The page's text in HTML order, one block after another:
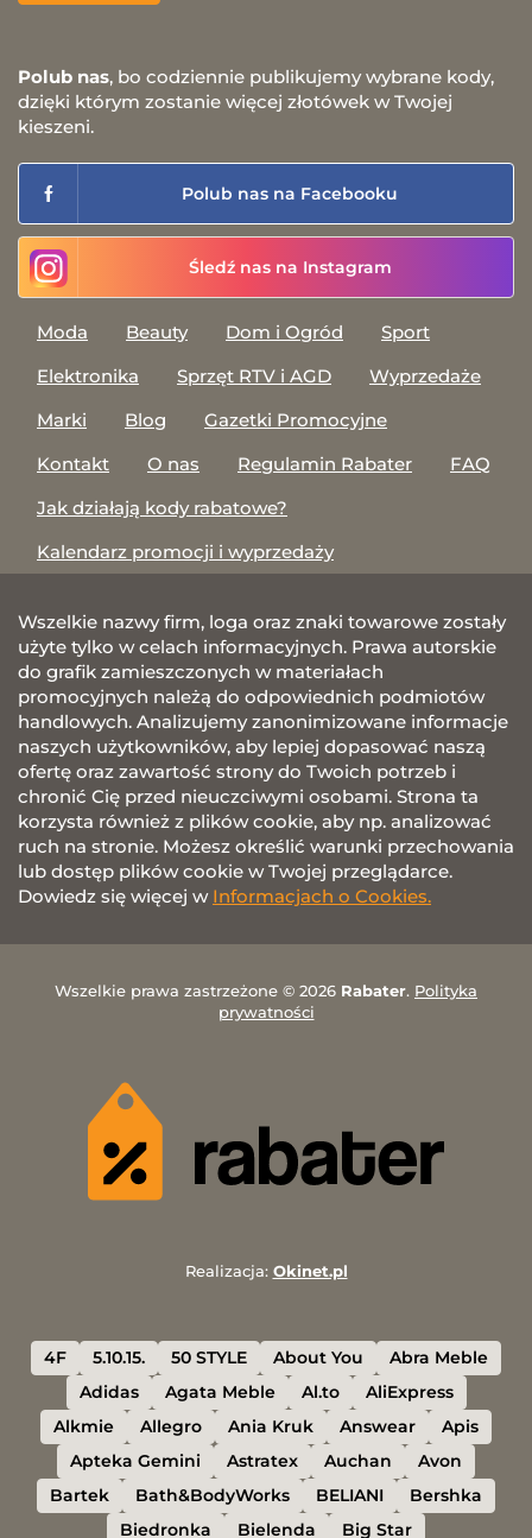
Polub nas, bo codziennie publikujemy wybrane kody,
dzięki którym zostanie więcej złotówek w Twojej
kieszeni.
Polub nas na Facebooku
Śledź nas na Instagram
Moda Beauty Dom i Ogród
Sport
Elektronika
Sprzęt RTV i AGD
Wyprzedaże
Marki
Blog
Gazetki Promocyjne
Kontakt
O nas Regulamin Rabater
FAQ
Jak działają kody rabatowe?
Kalendarz promocji i wyprzedaży
Wszelkie nazwy firm, loga oraz znaki towarowe zostały
użyte tylko w celach informacyjnych. Prawa autorskie
do grafik zamieszczonych w materiałach
promocyjnych należą do odpowiednich podmiotów
handlowych. Analizujemy zanonimizowane informacje
naszych użytkowników, aby lepiej dopasować naszą
ofertę oraz zawartość strony do Twoich potrzeb i
chronić Cię przed nieuczciwymi osobami. Strona ta
korzysta również z plików cookie, aby np. analizować
ruch na stronie. Możesz określić warunki przechowania
lub dostęp plików cookie w Twojej przeglądarce.
Dowiedz się więcej w Informacjach o Cookies.
Wszelkie prawa zastrzeżone © 2026 Rabater. Polityka
prywatności
Realizacja: Okinet.pl
4F 5.10.15. 50 STYLE About You
Abra Meble
Adidas
Agata Meble Al.to
AliExpress
Alkmie
Allegro Ania Kruk Answear
Apis
Apteka Gemini
Astratex Auchan
Avon
Bartek
Bath&BodyWorks BELIANI
Bershka
Biedronka
Bielenda Big Star